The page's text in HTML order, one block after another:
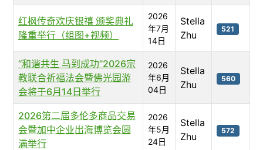
红枫传奇欢庆银禧 颁奖典礼
隆重举行（组图+视频）
2026
年7月
14日
Stella
Zhu
521
“和谐共生 马到成功”2026宗
教联合祈福法会暨佛光园游
会将于6月14日举行
2026
年6月
04日
Stella
Zhu
560
2026第二届多伦多商品交易
会暨加中企业出海博览会圆
满举行
2026
年5月
24日
Stella
Zhu
572